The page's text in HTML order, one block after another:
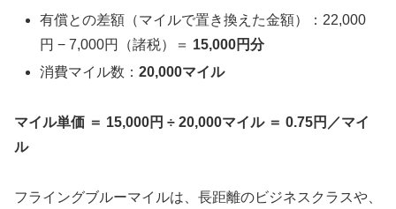
有償との差額（マイルで置き換えた金額）：22,000
円 − 7,000円（諸税）＝ 15,000円分
消費マイル数：20,000マイル
マイル単価 ＝ 15,000円 ÷ 20,000マイル ＝ 0.75円／マイ
ル
フライングブルーマイルは、長距離のビジネスクラスや、